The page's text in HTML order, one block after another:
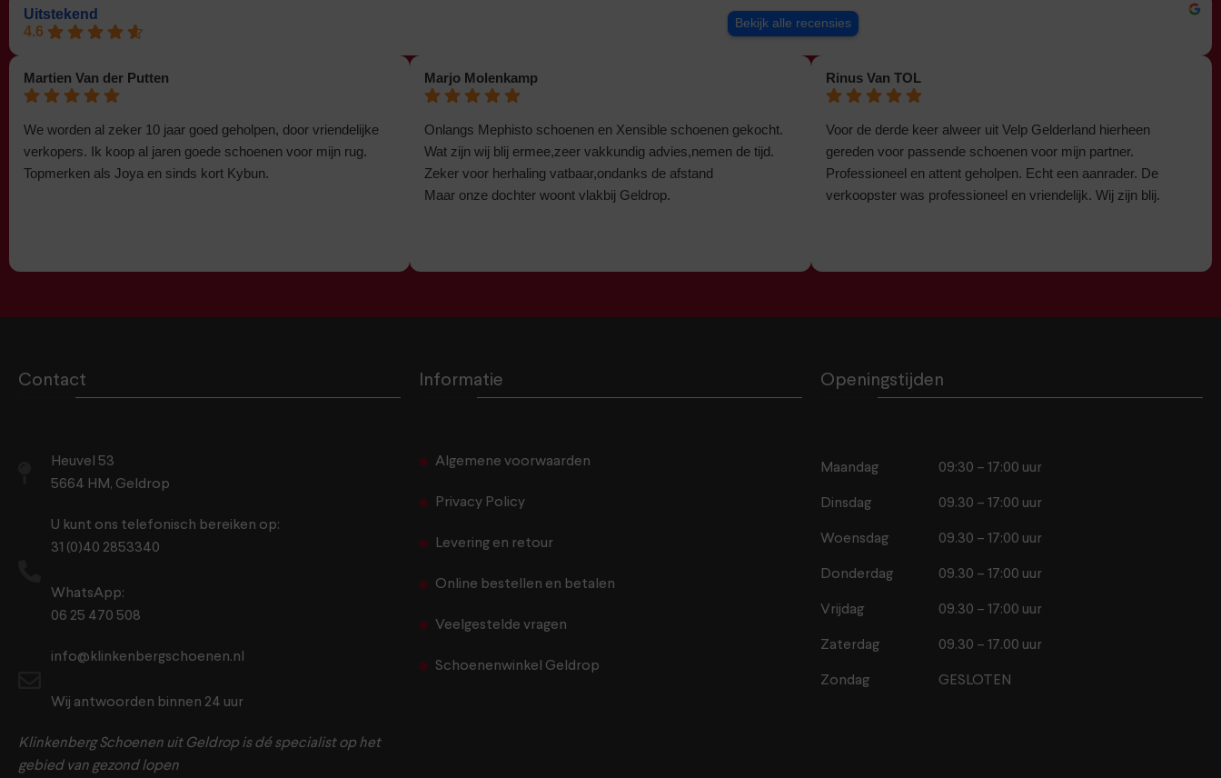
Uitstekend
4.6
Bekijk alle recensies
Martien Van der Putten
We worden al zeker 10 jaar goed geholpen, door vriendelijke
verkopers. Ik koop al jaren goede schoenen voor mijn rug.
Topmerken als Joya en sinds kort Kybun.
Marjo Molenkamp
Onlangs Mephisto schoenen en Xensible schoenen gekocht.
Wat zijn wij blij ermee,zeer vakkundig advies,nemen de tijd.
Zeker voor herhaling vatbaar,ondanks de afstand
Maar onze dochter woont vlakbij Geldrop.
Rinus Van TOL
Voor de derde keer alweer uit Velp Gelderland hierheen
gereden voor passende schoenen voor mijn partner.
Professioneel en attent geholpen. Echt een aanrader. De
verkoopster was professioneel en vriendelijk. Wij zijn blij.
Contact
Heuvel 53
5664 HM, Geldrop
U kunt ons telefonisch bereiken op:
31 (0)40 2853340
WhatsApp:
06 25 470 508
info@klinkenbergschoenen.nl
Wij antwoorden binnen 24 uur
Klinkenberg Schoenen uit Geldrop is dé specialist op het
gebied van gezond lopen
Informatie
Algemene voorwaarden
Privacy Policy
Levering en retour
Online bestellen en betalen
Veelgestelde vragen
Schoenenwinkel Geldrop
Openingstijden
Maandag 09:30 – 17:00 uur
Dinsdag 09.30 – 17:00 uur
Woensdag 09.30 – 17:00 uur
Donderdag 09.30 – 17:00 uur
Vrijdag 09.30 – 17:00 uur
Zaterdag 09.30 – 17.00 uur
Zondag GESLOTEN